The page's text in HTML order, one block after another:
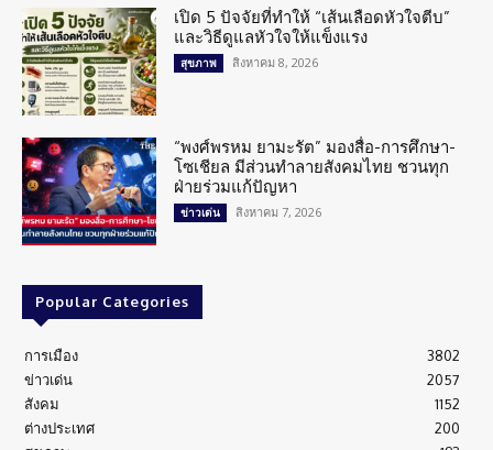
เปิด 5 ปัจจัยที่ทำให้ “เส้นเลือดหัวใจตีบ”
และวิธีดูแลหัวใจให้แข็งแรง
สุขภาพ สิงหาคม 8, 2026
“พงศ์พรหม ยามะรัต” มองสื่อ-การศึกษา-
โซเชียล มีส่วนทำลายสังคมไทย ชวนทุก
ฝ่ายร่วมแก้ปัญหา
ข่าวเด่น สิงหาคม 7, 2026
Popular Categories
การเมือง
3802
ข่าวเด่น
2057
สังคม
1152
ต่างประเทศ
200